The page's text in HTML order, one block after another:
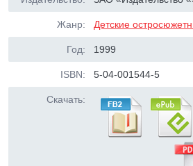
Жанр: Детские
Год: 1999
ISBN: 5-04-001544-5
Скачать: